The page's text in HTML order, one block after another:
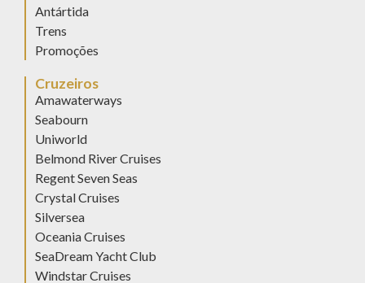
Antártida
Trens
Promoções
Cruzeiros
Amawaterways
Seabourn
Uniworld
Belmond River Cruises
Regent Seven Seas
Crystal Cruises
Silversea
Oceania Cruises
SeaDream Yacht Club
Windstar Cruises